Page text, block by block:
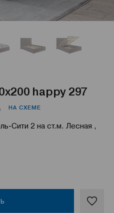
happy 297
НА СХЕМЕ
Сити 2 на ст.м. Лесная ,